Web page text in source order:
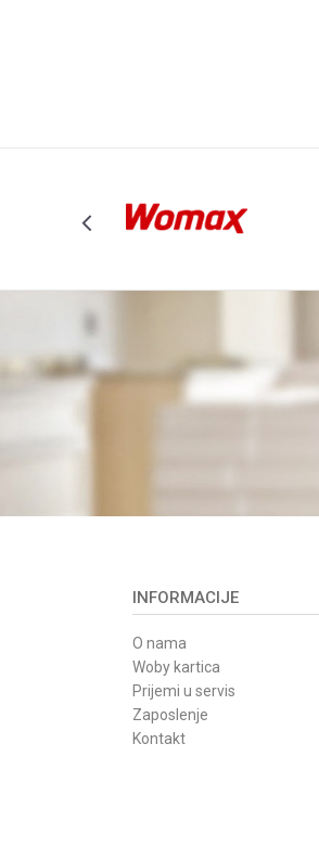
INFORMACIJE
O nama
Woby kartica
Prijemi u servis
Zaposlenje
Kontakt